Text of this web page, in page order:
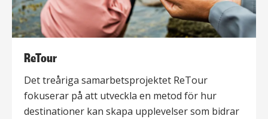
ReTour
Det treåriga samarbetsprojektet ReTour
fokuserar på att utveckla en metod för hur
destinationer kan skapa upplevelser som bidrar